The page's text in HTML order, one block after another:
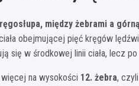
między żebrami a
obejmującej pięć kręgów
się w środkowej linii ciała, lecz po
na wysokości 12. żebra,